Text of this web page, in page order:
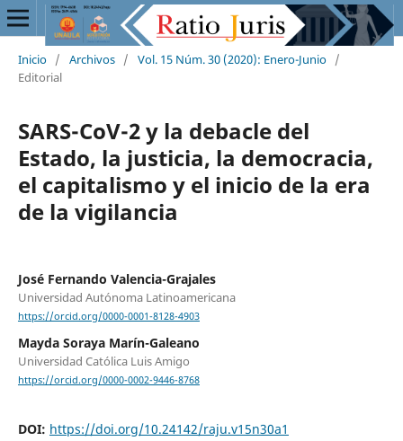
Inicio / Archivos / Vol. 15 Núm. 30 (2020): Enero-Junio /
Editorial
SARS-CoV-2 y la debacle del
Estado, la justicia, la democracia,
el capitalismo y el inicio de la era
de la vigilancia
José Fernando Valencia-Grajales
Universidad Autónoma Latinoamericana
https://orcid.org/0000-0001-8128-4903
Mayda Soraya Marín-Galeano
Universidad Católica Luis Amigo
https://orcid.org/0000-0002-9446-8768
DOI: https://doi.org/10.24142/raju.v15n30a1